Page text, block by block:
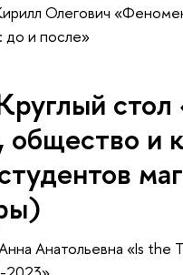
Олегович
до и после»
стол
общество и
Анатольевна «Is